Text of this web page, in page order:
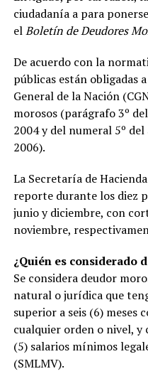
ciudadanía a para
elBoletín de Deudores
De acuerdo con la
públicas están obligadas
General de la Nación
morosos (parágrafo 3º
2004 y del numeral 5º
2006).
La Secretaría de
reporte durante los diez
junio y diciembre, con
noviembre,
¿Quién es considerado
Se considera deudor
natural o jurídica que
superior a seis (6) meses
cualquier orden o nivel, y
(5) salarios mínimos
(SMLMV).